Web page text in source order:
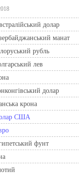
долар
манат
рубль
лев
долар
крона
США
фунт